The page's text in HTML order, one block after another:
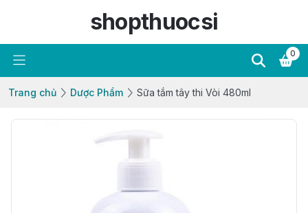
shopthuocsi
0
Trang chủ Dược Phẩm Sữa tắm tây thi Vòi 480ml